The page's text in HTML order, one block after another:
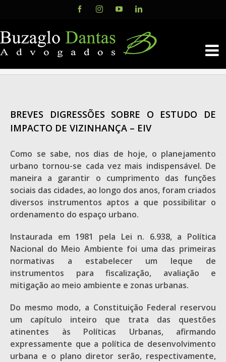
content
FacebookInstagramYouTubeLinkedIn
BREVES DIGRESSÕES SOBRE O ESTUDO DE
IMPACTO DE VIZINHANÇA – EIV
Como se sabe, nos dias de hoje, o planejamento
urbano tornou-se cada vez mais indispensável. De
maneira a garantir o cumprimento das funções
sociais das cidades, ao longo dos anos, foram criados
diversos instrumentos aptos a que possibilitar o
ordenamento do espaço urbano.
Instaurada em 1981 pela Lei n. 6.938, a Política
Nacional do Meio Ambiente foi uma das primeiras
normativas a estabelecer um leque de
instrumentos para fiscalização, avaliação e
mitigação ao meio ambiente e zonas urbanas.
Do mesmo modo, a Constituição Federal reservou
um capítulo inteiro que trata das questões
atinentes às Políticas Urbanas, afirmando
expressamente que a política de desenvolvimento
urbana e o plano diretor serão, respectivamente,